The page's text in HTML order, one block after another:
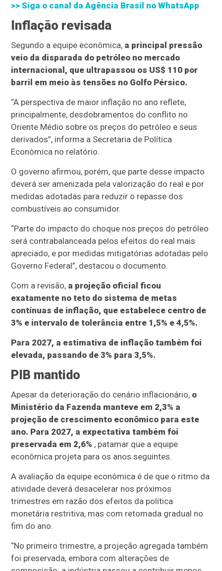
>> Siga o canal daAgência Brasil no WhatsApp
Inflação revisada
Segundo a equipe econômica, a principal pressão
veio da disparada do petróleo no mercado
internacional, que ultrapassou os US$ 110 por
barril em meio às tensões no Golfo Pérsico.
“A perspectiva de maior inflação no ano reflete,
principalmente, desdobramentos do conflito no
Oriente Médio sobre os preços do petróleo e seus
derivados”, informa a Secretaria de Política
Econômica no relatório.
O governo afirmou, porém, que parte desse impacto
deverá ser amenizada pela valorização do real e por
medidas adotadas para reduzir o repasse dos
combustíveis ao consumidor.
“Parte do impacto do choque nos preços do petróleo
será contrabalanceada pelos efeitos do real mais
apreciado, e por medidas mitigatórias adotadas pelo
Governo Federal”, destacou o documento.
Com a revisão, a projeção oficial ficou
exatamente no teto do sistema de metas
contínuas de inflação, que estabelece centro de
3% e intervalo de tolerância entre 1,5% e 4,5%.
Para 2027, a estimativa de inflação também foi
elevada, passando de 3% para 3,5%.
PIB mantido
Apesar da deterioração do cenário inflacionário, o
Ministério da Fazenda manteve em 2,3% a
projeção de crescimento econômico para este
ano. Para 2027, a expectativa também foi
preservada em 2,6% , patamar que a equipe
econômica projeta para os anos seguintes.
A avaliação da equipe econômica é de que o ritmo da
atividade deverá desacelerar nos próximos
trimestres em razão dos efeitos da política
monetária restritiva, mas com retomada gradual no
fim do ano.
“No primeiro trimestre, a projeção agregada também
foi preservada, embora com alterações de